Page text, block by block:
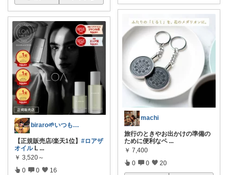
biraro🌱いつもありがとう♡
【正規販売店/楽天1位】 #ロアザ
オイルL ...
￥ 3,520～
0 0 16
machi
旅行のときやお出かけの準備の
ために便利なペ ...
￥ 7,400
0 0 20